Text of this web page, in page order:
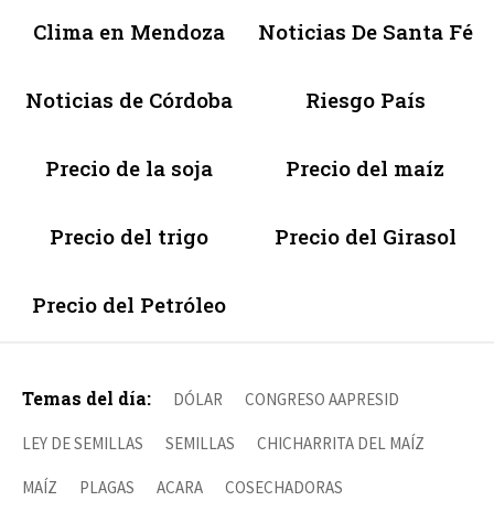
Clima en Mendoza Noticias De Santa Fé
Noticias de Córdoba Riesgo País
Precio de la soja Precio del maíz
Precio del trigo Precio del Girasol
Precio del Petróleo
Temas del día: DÓLAR CONGRESO AAPRESID
LEY DE SEMILLAS SEMILLAS CHICHARRITA DEL MAÍZ
MAÍZ PLAGAS ACARA COSECHADORAS